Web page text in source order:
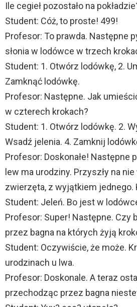
Ile cegieł pozostało na
Student: Cóż, to proste! 499!
Profesor: To prawda. Następne
słonia w lodówce w trzech
Student: 1. Otwórz lodówkę, 2.
Zamknąć lodówkę.
Profesor: Następne. Jak
w czterech krokach?
Student: 1. Otwórz lodówkę. 2.
Wsadź jelenia. 4. Zamknij
Profesor: Doskonałe! Następne
lew ma urodziny. Przyszły na
zwierzęta, z wyjątkiem jednego.
Student: Jeleń. Bo jest w
Profesor: Super! Następne. Czy
przez bagna na których żyją
Student: Oczywiście, że może.
urodzinach u lwa.
Profesor: Doskonale. A teraz
przechodząc przez bagna